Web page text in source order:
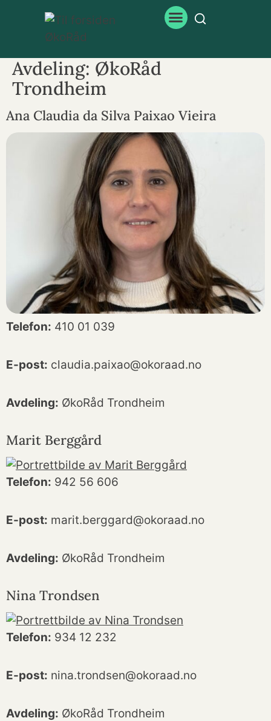
Avdeling: ØkoRåd
Trondheim
Ana Claudia da Silva Paixao Vieira
Telefon: 410 01 039
E-post: claudia.paixao@okoraad.no
Avdeling: ØkoRåd Trondheim
Marit Berggård
Telefon: 942 56 606
E-post: marit.berggard@okoraad.no
Avdeling: ØkoRåd Trondheim
Nina Trondsen
Telefon: 934 12 232
E-post: nina.trondsen@okoraad.no
Avdeling: ØkoRåd Trondheim